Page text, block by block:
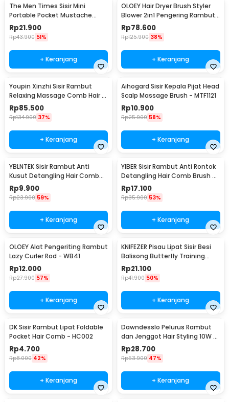
The Men Times Sisir Mini
Portable Pocket Mustache
Beard Comb - MR-01
Rp21.900
Rp43.900 51%
+ Keranjang
OLOEY Hair Dryer Brush Styler
Blower 2in1 Pengering Rambut
1200W - 5250
Rp78.600
Rp125.900 38%
+ Keranjang
Youpin Xinzhi Sisir Rambut
Relaxing Massage Comb Hair -
XZ60019001
Rp85.500
Rp134.900 37%
+ Keranjang
Aihogard Sisir Kepala Pijat Head
Scalp Massage Brush - MTF1121
Rp10.900
Rp25.900 58%
+ Keranjang
YBLNTEK Sisir Rambut Anti
Kusut Detangling Hair Comb
Brush - Y75
Rp9.900
Rp23.900 59%
+ Keranjang
YIBER Sisir Rambut Anti Rontok
Detangling Hair Comb Brush -
Y76
Rp17.100
Rp35.900 53%
+ Keranjang
OLOEY Alat Pengeriting Rambut
Lazy Curler Rod - WB41
Rp12.000
Rp27.900 57%
+ Keranjang
KNIFEZER Pisau Lipat Sisir Besi
Balisong Butterfly Training
Knife - LF-989
Rp21.100
Rp41.900 50%
+ Keranjang
DK Sisir Rambut Lipat Foldable
Pocket Hair Comb - HC002
Rp4.700
Rp8.000 42%
+ Keranjang
Dawndesslo Pelurus Rambut
dan Jenggot Hair Styling 10W -
CM-702
Rp28.700
Rp53.900 47%
+ Keranjang